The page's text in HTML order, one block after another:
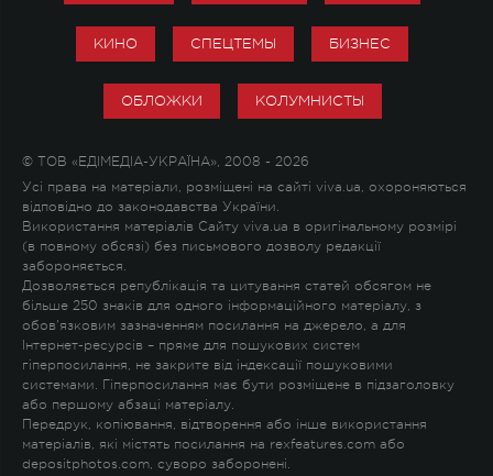
КИНО СПЕЦТЕМЫ БИЗНЕС
ОБЛОЖКИ КОЛУМНИСТЫ
© ТОВ «ЕДІМЕДІА-УКРАЇНА», 2008 - 2026
Усі права на матеріали, розміщені на сайті viva.ua, охороняються
відповідно до законодавства України.
Використання матеріалів Сайту viva.ua в оригінальному розмірі
(в повному обсязі) без письмового дозволу редакції
забороняється.
Дозволяється републікація та цитування статей обсягом не
більше 250 знаків для одного інформаційного матеріалу, з
обов'язковим зазначенням посилання на джерело, а для
Інтернет-ресурсів – пряме для пошукових систем
гіперпосилання, не закрите від індексації пошуковими
системами. Гіперпосилання має бути розміщене в підзаголовку
або першому абзаці матеріалу.
Передрук, копіювання, відтворення або інше використання
матеріалів, які містять посилання на rexfeatures.com або
depositphotos.com, суворо заборонені.